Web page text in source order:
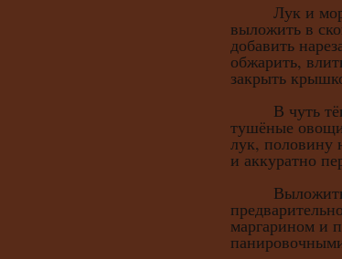
Лук и
выложить в
добавить
обжарить,
закрыть
В чуть
тушёные
лук, половину
и аккуратно
Выложить в
маргарином и